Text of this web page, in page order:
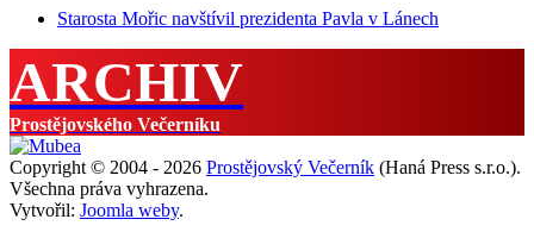
Starosta Mořic navštívil prezidenta Pavla v Lánech
ARCHIV
Prostějovského Večerníku
Copyright © 2004 - 2026 Prostějovský Večerník (Haná Press s.r.o.).
Všechna práva vyhrazena.
Vytvořil: Joomla weby.